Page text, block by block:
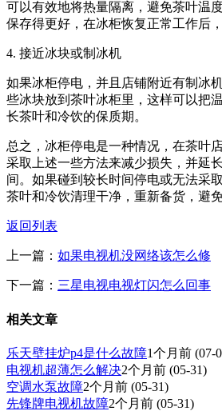
可以有效地将热量隔离，避免茶叶温
保存得更好，在冰柜恢复正常工作后
4. 接近冰块或制冰机
如果冰柜停电，并且店铺附近有制冰
些冰块放到茶叶冰柜里，这样可以把
长茶叶和冷饮的保质期。
总之，冰柜停电是一种情况，在茶叶
采取上述一些方法来减少损失，并延
间。如果碰到较长时间停电或无法采
茶叶和冷饮清理干净，重新备货，避
返回列表
上一篇： 如果电视机没网络该怎么修
下一篇： 三星电视电视灯闪怎么回事
相关文章
乐天壁挂炉p4是什么故障1个月前 (07-
电视机超薄怎么解决2个月前 (05-31)
空调水泵故障2个月前 (05-31)
先锋牌电视机故障2个月前 (05-31)